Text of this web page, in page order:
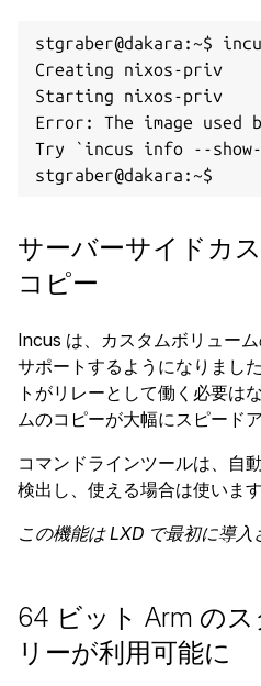
stgraber@dakara:~$
Creating nixos-priv
Starting nixos-priv
Error: The image
Try `incus info --
サーバーサイドカ
コピー
Incus は、カスタムボリュー
サポートするようになりまし
トがリレーとして働く必要は
ムのコピーが大幅にスピード
コマンドラインツールは、自
検出し、使える場合は使います
この機能は LXD で最初に導入
64 ビット Arm の
リーが利用可能に